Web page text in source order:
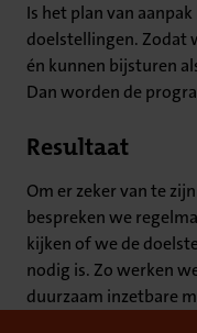
Is het plan van
doelstellingen. Zodat
én kunnen bijsturen
Dan worden de
Resultaat
Om er zeker van te
bespreken we
kijken of we de
nodig is. Zo werken
duurzaam inzetbare